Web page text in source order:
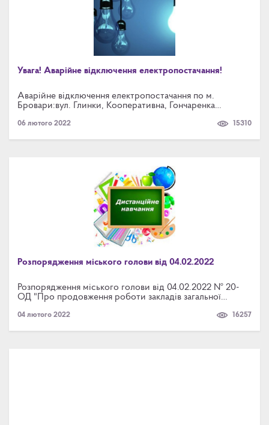
Увага! Аварійне відключення електропостачання!
Аварійне відключення електропостачання по м.
Бровари:вул. Глинки, Кооперативна, Гончаренка
Буа, Короленка, Сушка Романа пров., Дніпровський,
Гетьманська, Батуринська
06 лютого 2022 15310
Розпорядження міського голови від 04.02.2022
Розпорядження міського голови від 04.02.2022 № 20-
ОД "Про продовження роботи закладів загальної
територіальної громади за дистанційною формою
04 лютого 2022 16257